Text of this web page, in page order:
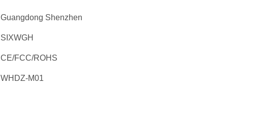
Guangdong Shenzhen
SIXWGH
CE/FCC/ROHS
WHDZ-M01